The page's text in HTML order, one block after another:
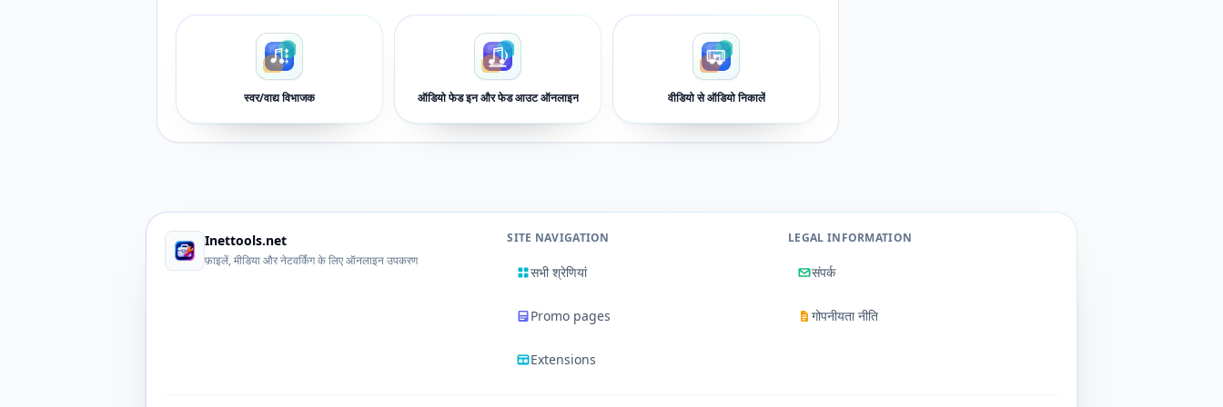
स्वर/वाद्य विभाजक ऑडियो फेड इन और फेड आउट ऑनलाइन वीडियो से ऑडियो निकालें
Inettools.net
फ़ाइलें, मीडिया और नेटवर्किंग के लिए ऑनलाइन उपकरण
SITE NAVIGATION
सभी श्रेणियां
Promo pages
Extensions
LEGAL INFORMATION
संपर्क
गोपनीयता नीति